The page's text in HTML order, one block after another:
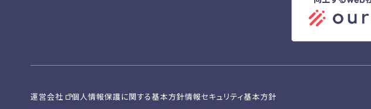
運営会社 個人情報保護に関する基本方針情報セキュリティ基本方針